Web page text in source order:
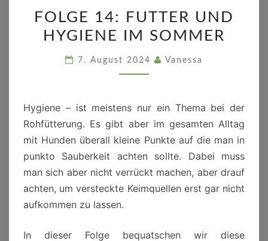
14:
FUTTER
FOLGE 14: FUTTER UND
HYGIENE IM SOMMER
7. August 2024 Vanessa
Hygiene – ist meistens nur ein Thema bei der
Rohfütterung. Es gibt aber im gesamten Alltag
mit Hunden überall kleine Punkte auf die man in
punkto Sauberkeit achten sollte. Dabei muss
man sich aber nicht verrückt machen, aber drauf
achten, um versteckte Keimquellen erst gar nicht
aufkommen zu lassen.
In dieser Folge bequatschen wir diese